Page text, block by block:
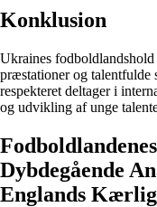
Konklusion
Ukraines
præstationer og talentfulde
respekteret deltager i
og udvikling af unge
Dybdegående
Englands